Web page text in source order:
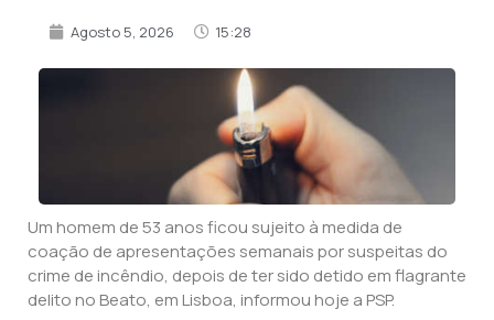
Agosto 5, 2026 15:28
Um homem de 53 anos ficou sujeito à medida de
coação de apresentações semanais por suspeitas do
crime de incêndio, depois de ter sido detido em flagrante
delito no Beato, em Lisboa, informou hoje a PSP.